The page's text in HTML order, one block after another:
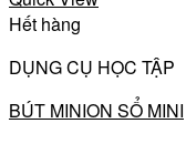
Hết hàng
DỤNG CỤ HỌC TẬP
BÚT MINION SỔ MINI